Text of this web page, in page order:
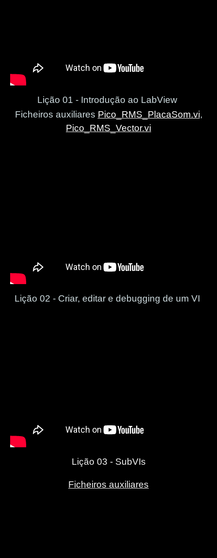
Lição 01 - Introdução ao LabView
Ficheiros auxiliares Pico_RMS_PlacaSom.vi,
Pico_RMS_Vector.vi
Lição 02 - Criar, editar e debugging de um VI
Lição 03 - SubVIs
Ficheiros auxiliares